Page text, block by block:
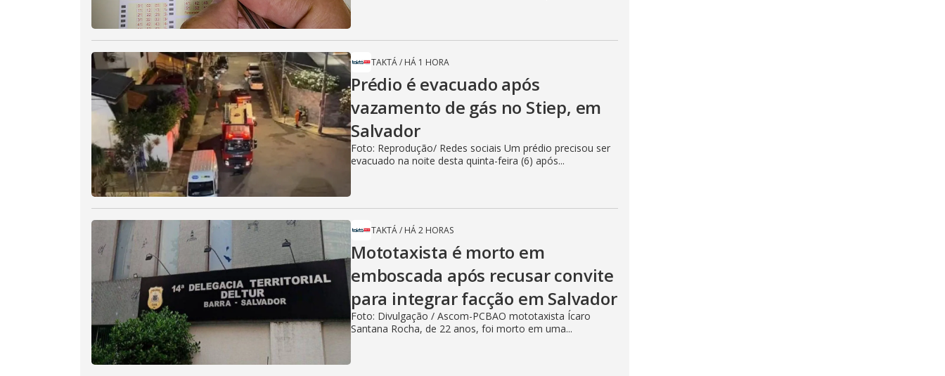
TAKTÁ/ HÁ 1 HORA
Prédio é evacuado após
vazamento de gás no Stiep, em
Salvador
Foto: Reprodução/ Redes sociais Um prédio precisou ser
evacuado na noite desta quinta-feira (6) após...
TAKTÁ/ HÁ 2 HORAS
Mototaxista é morto em
emboscada após recusar convite
para integrar facção em Salvador
Foto: Divulgação / Ascom-PCBAO mototaxista Ícaro
Santana Rocha, de 22 anos, foi morto em uma...